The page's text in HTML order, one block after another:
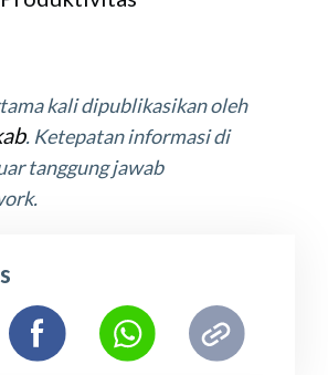
kali dipublikasikan oleh
. Ketepatan informasi di
tanggung jawab